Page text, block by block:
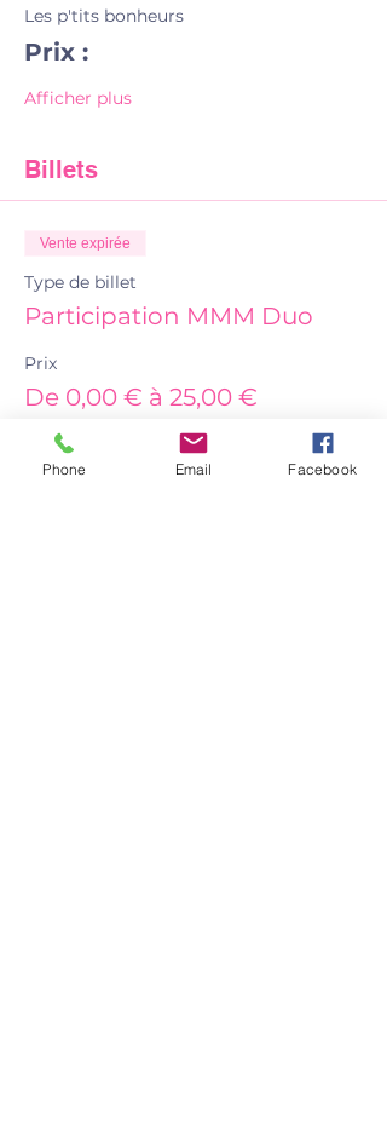
Les p'tits bonheurs
Prix :
Afficher plus
Billets
Vente expirée
Type de billet
Participation MMM Duo
Prix
De 0,00 € à 25,00 €
Duo Parent-enfant
Phone Email Facebook